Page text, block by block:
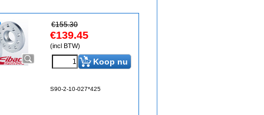
€155.30
€139.45
(incl BTW)
Koop nu
S90-2-10-027*425